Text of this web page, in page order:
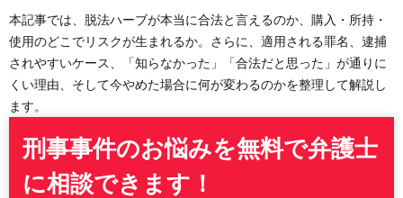
本記事では、脱法ハーブが本当に合法と言えるのか、購入・所持・
使用のどこでリスクが生まれるか。さらに、適用される罪名、逮捕
されやすいケース、「知らなかった」「合法だと思った」が通りに
くい理由、そして今やめた場合に何が変わるのかを整理して解説し
ます。
刑事事件のお悩みを無料で弁護士
に相談できます！